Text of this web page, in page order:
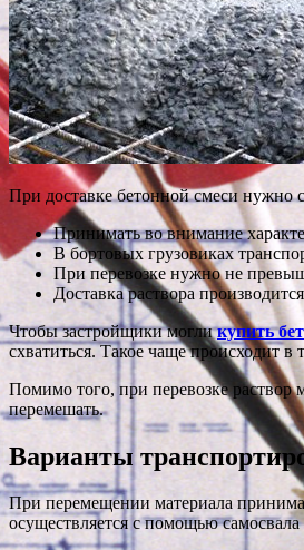
При доставке бетонной смеси нужно
Принимать во внимание
В бортовых грузовиках
При перевозке нужно не
Доставка раствора
Чтобы застройщики могликупить
схватиться. Такое чаще происходит в
Помимо того, при перевозке раствор
перемешать.
Варианты
При перемещении материала
осуществляется с помощью